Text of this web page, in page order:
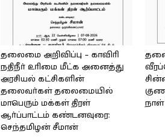
தலைமை அறிவிப்பு – காவிரி
நதிநீர் உரிமை மீட்க அனைத்து
அரசியல் கட்சிகளின்
தலைவர்கள் தலைமையில்
மாபெரும் மக்கள் திரள்
ஆர்ப்பாட்டம் கண்டனவுரை:
செந்தமிழன் சீமான்